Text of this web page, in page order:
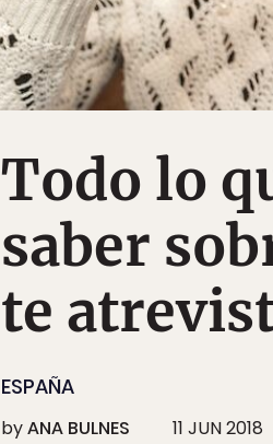
Todo lo
saber
te
ESPAÑA
byANA BULNES 11 JUN 2018